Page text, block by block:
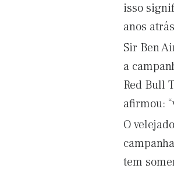
isso
anos
Sir Ben
a
Red Bull
afirmou:
O
tem